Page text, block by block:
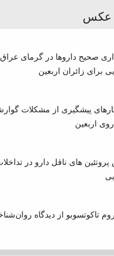
عکس
صحیح داروها در گرمای
برای زائران اربعین
پیشگیری از مشکلات
اربعین
های ناقل دارو در
تاکوتسوبو از دیدگاه